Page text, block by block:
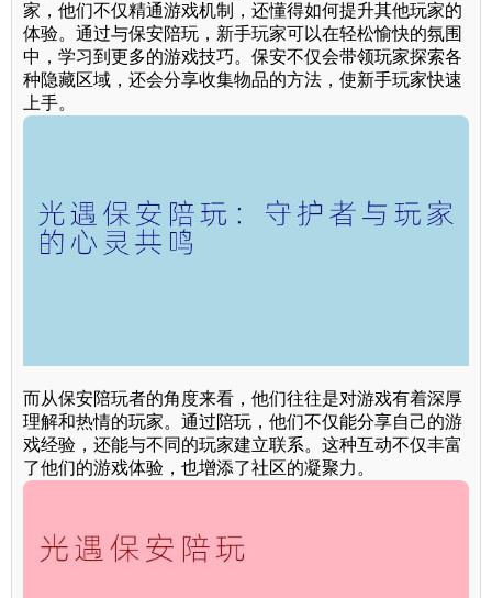
家，他们不仅精通游戏机制，还懂得如何提升其他玩家的
体验。通过与保安陪玩，新手玩家可以在轻松愉快的氛围
中，学习到更多的游戏技巧。保安不仅会带领玩家探索各
种隐藏区域，还会分享收集物品的方法，使新手玩家快速
上手。
而从保安陪玩者的角度来看，他们往往是对游戏有着深厚
理解和热情的玩家。通过陪玩，他们不仅能分享自己的游
戏经验，还能与不同的玩家建立联系。这种互动不仅丰富
了他们的游戏体验，也增添了社区的凝聚力。